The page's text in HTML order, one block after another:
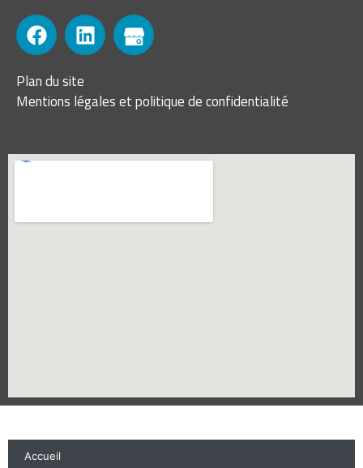
Plan du site
Mentions légales et politique de confidentialité
Accueil